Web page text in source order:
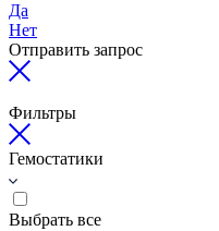
Да
Нет
Отправить запрос
Фильтры
Гемостатики
Выбрать все